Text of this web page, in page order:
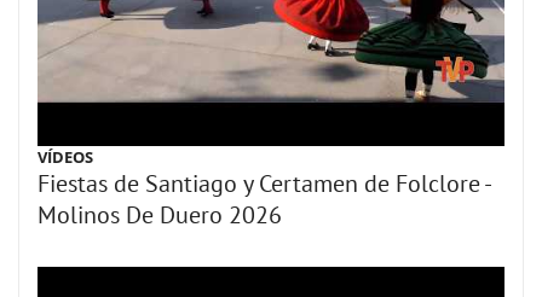
VÍDEOS
Fiestas de Santiago y Certamen de Folclore -
Molinos De Duero 2026